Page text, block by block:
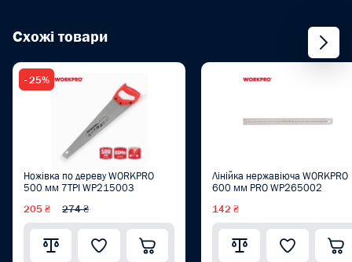
Схожі товари
- 25%
Ножівка по дереву WORKPRO
500 мм 7TPI WP215003
205 ₴ 274 ₴
Лінійка нержавіюча WORKPRO
600 мм PRO WP265002
142 ₴